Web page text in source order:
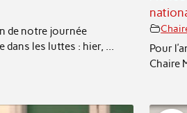
de notre journée
dans les luttes : hier, ...
Pour
Chaire